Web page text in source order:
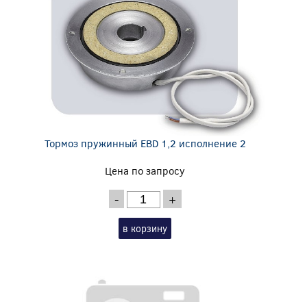
Тормоз пружинный EBD 1,2 исполнение 2
Цена по запросу
- +
в корзину